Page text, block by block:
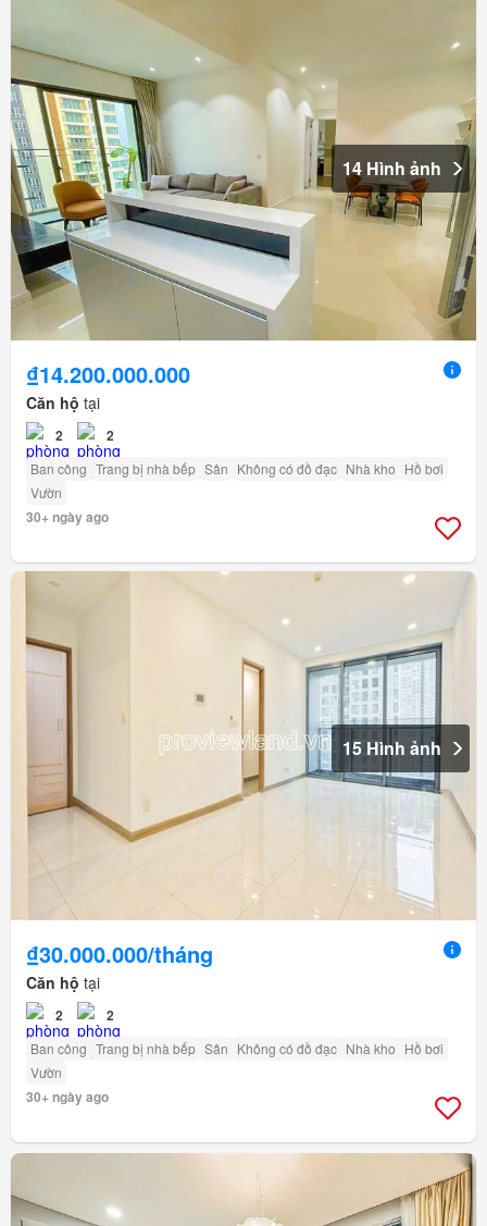
14 Hình ảnh
₫14.200.000.000
Căn hộ tại
2 2
Ban công Trang bị nhà bếp Sân Không có đồ đạc Nhà kho Hồ bơi
Vườn
30+ ngày ago
15 Hình ảnh
₫30.000.000/tháng
Căn hộ tại
2 2
Ban công Trang bị nhà bếp Sân Không có đồ đạc Nhà kho Hồ bơi
Vườn
30+ ngày ago